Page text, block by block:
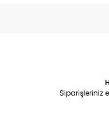
Siparişleriniz